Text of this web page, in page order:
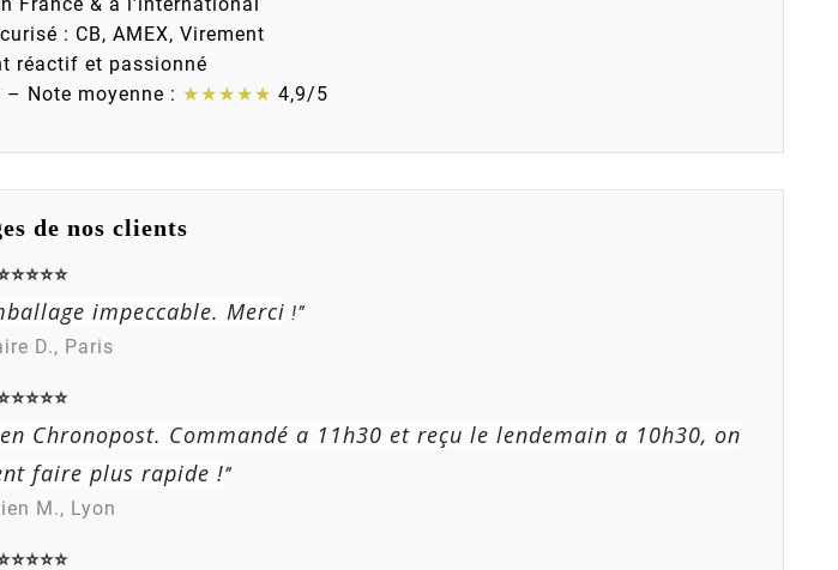
: CB, AMEX, Virement
réactif et passionné
Note moyenne : ★★★★★ 4,9/5
de nos clients
impeccable. Merci !”
D., Paris
Chronopost. Commandé a 11h30 et reçu le lendemain a 10h30, on
faire plus rapide !”
M., Lyon